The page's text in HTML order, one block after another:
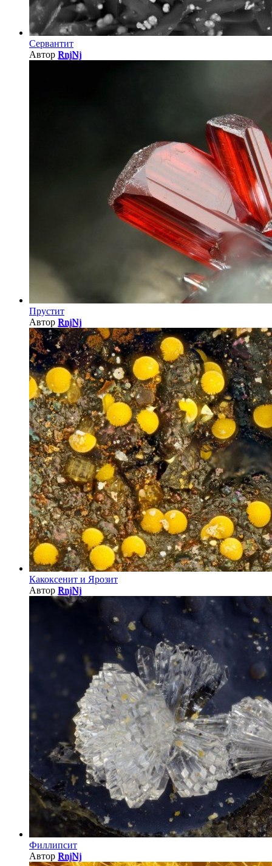
Сервантит
Автор RnjNj
Прустит
Автор RnjNj
Какоксенит и Ярозит
Автор RnjNj
Филлипсит
Автор RnjNj